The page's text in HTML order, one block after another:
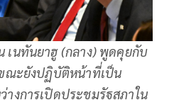
เนทันยาฮู (กลาง) พูดคุยกับ
ณะยังปฏิบัติหน้าที่เป็น
างการเปิดประชุมรัฐสภาใน